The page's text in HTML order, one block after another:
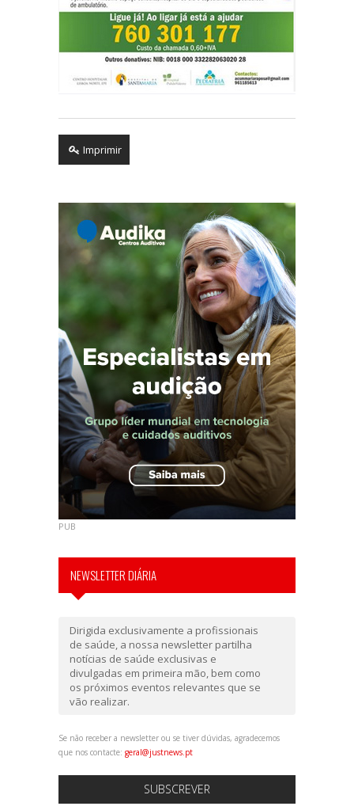
Imprimir
PUB
NEWSLETTER DIÁRIA
Dirigida exclusivamente a profissionais
de saúde, a nossa newsletter partilha
notícias de saúde exclusivas e
divulgadas em primeira mão, bem como
os próximos eventos relevantes que se
vão realizar.
Se não receber a newsletter ou se tiver dúvidas, agradecemos
que nos contacte: geral@justnews.pt
SUBSCREVER